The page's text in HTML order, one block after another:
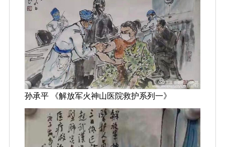
孙承平 《解放军火神山医院救护系列一》